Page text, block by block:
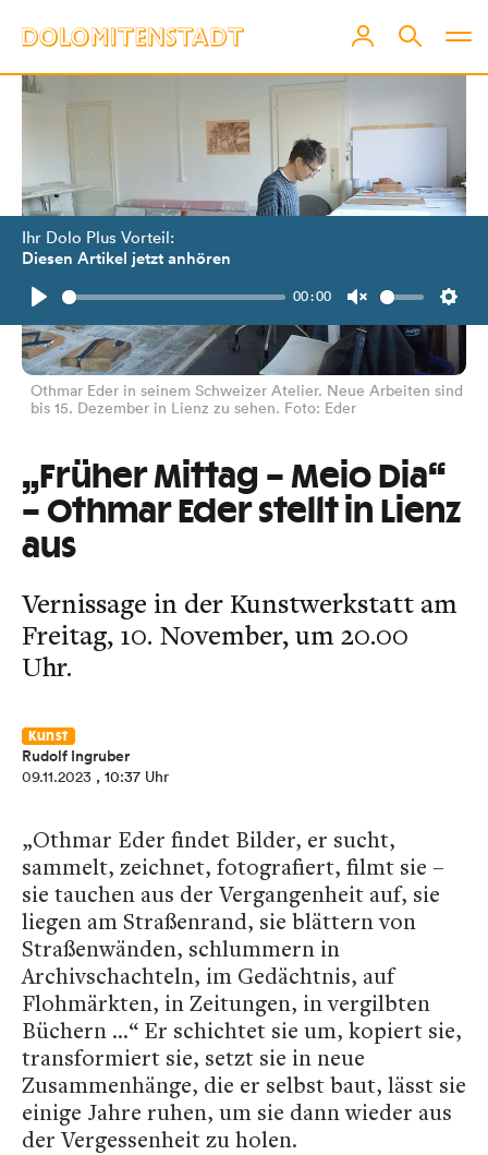
Ihr Dolo Plus Vorteil:
Diesen Artikel jetzt anhören
Play
00:00
Unmute
Othmar Eder in seinem Schweizer Atelier. Neue Arbeiten sind
bis 15. Dezember in Lienz zu sehen. Foto: Eder
„Früher Mittag – Meio Dia“
– Othmar Eder stellt in Lienz
aus
Vernissage in der Kunstwerkstatt am
Freitag, 10. November, um 20.00
Uhr.
Kunst
Rudolf Ingruber
09.11.2023 , 10:37 Uhr
„Othmar Eder findet Bilder, er sucht,
sammelt, zeichnet, fotografiert, filmt sie –
sie tauchen aus der Vergangenheit auf, sie
liegen am Straßenrand, sie blättern von
Straßenwänden, schlummern in
Archivschachteln, im Gedächtnis, auf
Flohmärkten, in Zeitungen, in vergilbten
Büchern …“ Er schichtet sie um, kopiert sie,
transformiert sie, setzt sie in neue
Zusammenhänge, die er selbst baut, lässt sie
einige Jahre ruhen, um sie dann wieder aus
der Vergessenheit zu holen.